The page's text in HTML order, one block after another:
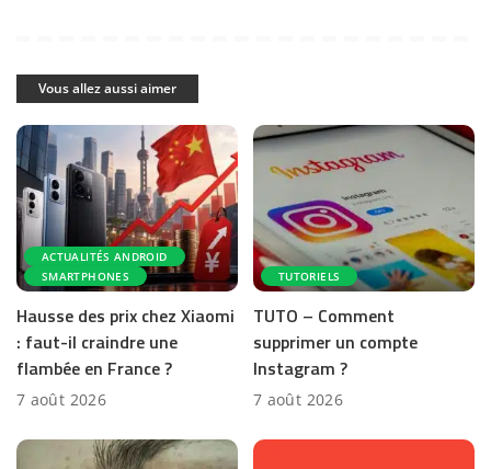
Vous allez aussi aimer
ACTUALITÉS ANDROID
SMARTPHONES
Hausse des prix chez Xiaomi
: faut-il craindre une
flambée en France ?
7 août 2026
TUTORIELS
TUTO – Comment
supprimer un compte
Instagram ?
7 août 2026